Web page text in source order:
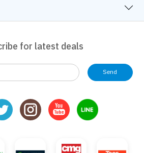
for latest deals
Send